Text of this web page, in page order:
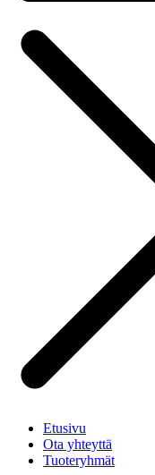
Etusivu
Ota yhteyttä
Tuoteryhmät